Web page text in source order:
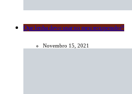
Que lenha devo usar no meu recuperador?
Novembro 15, 2021